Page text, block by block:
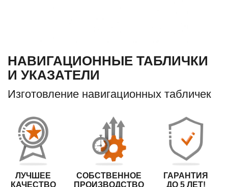
НАВИГАЦИОННЫЕ ТАБЛИЧКИ
И УКАЗАТЕЛИ
Изготовление навигационных табличек
ЛУЧШЕЕ
КАЧЕСТВО
СОБСТВЕННОЕ
ПРОИЗВОДСТВО
ГАРАНТИЯ
ДО 5 ЛЕТ!